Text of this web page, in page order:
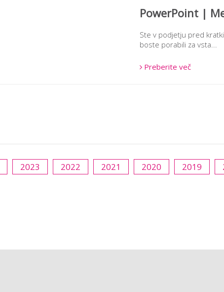
PowerPoint |
Ste v podjetju pred
boste porabili za vsta...
Preberite več
2023 2022 2021 2020 2019